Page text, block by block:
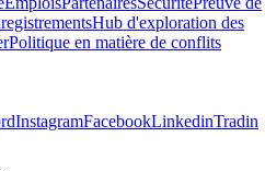
Hub d'exploration des
Politique en matière de conflits
InstagramFacebookLinkedinTradin